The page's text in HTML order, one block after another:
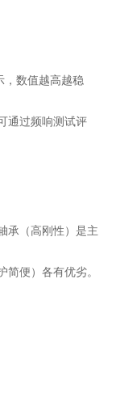
数值越高越稳
通过频响测试评
承（高刚性）是主
便）各有优劣。